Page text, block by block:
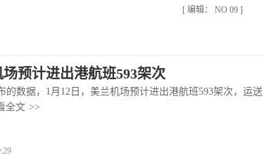
[ 编辑： NO 09 ]
预计进出港航班593架次
数据，1月12日，美兰机场预计进出港航班593架次，运送
全文 >>